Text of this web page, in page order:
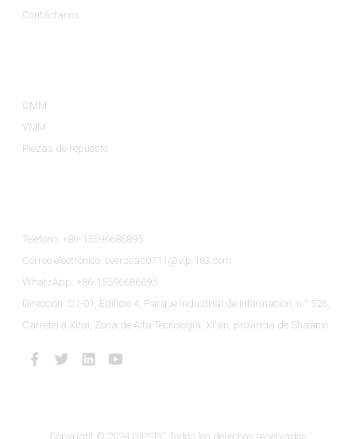
Contáctanos
CMM
VMM
Piezas de repuesto
Teléfono: +86-15596686895
Correo electrónico: overseas0711@vip.163.com
WhatsApp: +86-15596686895
Dirección: C1-01, Edificio 4, Parque Industrial de Información, n.° 526,
Carretera Xitai, Zona de Alta Tecnología, Xi'an, provincia de Shaanxi
Copyright © 2024 DIPSEC Todos los derechos reservados